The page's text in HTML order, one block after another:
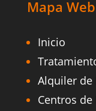
Mapa Web
Inicio
Alquiler de
Centros